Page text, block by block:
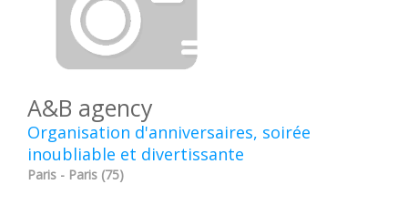
A&B agency
Organisation d'anniversaires, soirée
inoubliable et divertissante
Paris - Paris (75)